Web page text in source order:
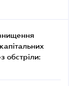
обстріли: